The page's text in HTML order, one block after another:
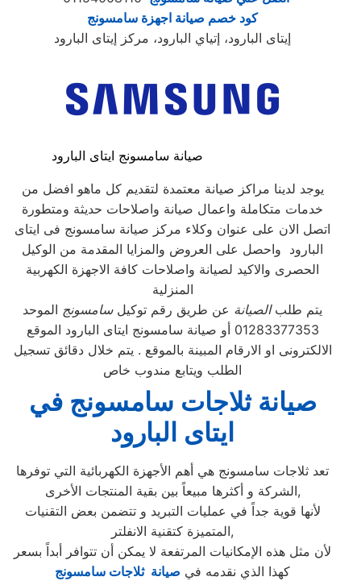
كود خصم صيانة اجهزة سامسونج
إيتاى البارود، إتياي البارود، مركز إيتاى البارود
صيانة سامسونج ايتاى البارود
يوجد لدينا مراكز صيانة معتمدة لتقديم كل ماهو افضل من
خدمات متكاملة واعمال صيانة واصلاحات حديثة ومتطورة
اتصل الان على عنوان وكلاء مركز صيانة سامسونج فى ايتاى
البارود واحصل على العروض والمزايا المقدمة من الوكيل
الحصرى والاكيد لصيانة واصلاحات كافة الاجهزة الكهربية
المنزلية
يتم طلبالصيانة عن طريق رقم توكيلسامسونج الموحد
01283377353 أو صيانة سامسونج ايتاى البارود الموقع
الالكترونى او الارقام المبينة بالموقع . يتم خلال دقائق تسجيل
الطلب ويتابع مندوب خاص
صيانة ثلاجات سامسونج في
ايتاى البارود
تعد ثلاجات سامسونج هي أهم الأجهزة الكهربائية التي توفرها
الشركة و أكثرها مبيعاً بين بقية المنتجات الأخرى,
لأنها قوية جداً في عمليات التبريد و تتضمن بعض التقنيات
المتميزة كتقنية الانفلتر,
لأن مثل هذه الإمكانيات المرتفعة لا يمكن أن تتوافر أبداً بسعر
كهذا الذي نقدمه في صيانة ثلاجات سامسونج